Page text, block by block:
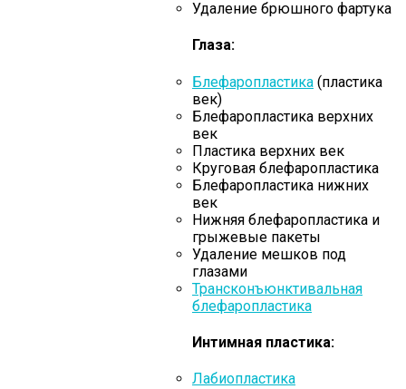
Удаление брюшного фартука
Глаза:
Блефаропластика (пластика
век)
Блефаропластика верхних
век
Пластика верхних век
Круговая блефаропластика
Блефаропластика нижних
век
Нижняя блефаропластика и
грыжевые пакеты
Удаление мешков под
глазами
Трансконъюнктивальная
блефаропластика
Интимная пластика:
Лабиопластика